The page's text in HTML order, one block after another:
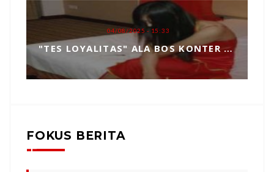
04/08/2025 - 15:33
"TES LOYALITAS" ALA BOS KONTER HP, TOPENG MANIPULASI BERKEDOK KEPERCAYAAN
FOKUS BERITA